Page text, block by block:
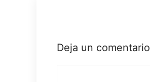
Deja un comentario